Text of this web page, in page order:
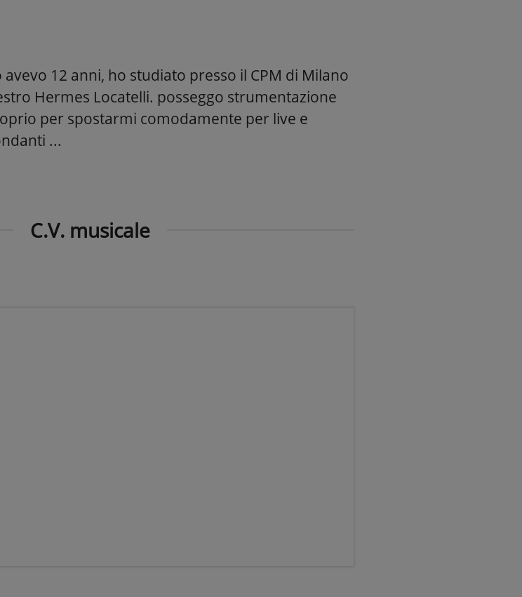
12 anni, ho studiato presso il CPM di Milano
Hermes Locatelli. posseggo strumentazione
per spostarmi comodamente per live e
...
C.V. musicale